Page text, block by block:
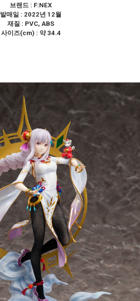
브랜드 : F:NEX
발매일 : 2022년 12월
재질 : PVC, ABS
사이즈(cm) : 약 34.4